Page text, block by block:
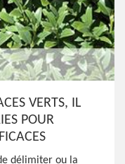
VERTS, IL
POUR
délimiter ou la